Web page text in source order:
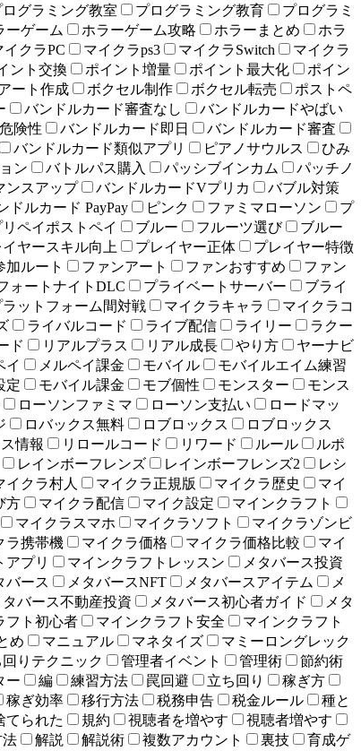
ログラミング教室 プログラミング教育
プログラミ
ーゲーム ホラーゲーム攻略 ホラーまとめ
ホラ
イクラPC マイクラps3 マイクラSwitch
マイクラ
ント交換 ポイント増量 ポイント最大化
ポイン
ート作成 ボクセル制作 ボクセル転売
ポストペ
バンドルカード審査なし
バンドルカードやばい
険性 バンドルカード即日
バンドルカード審査
バンドルカード類似アプリ ピアノサウルス
ひみ
ン バトルパス購入 パッシブインカム
パッチノ
ンスアップ バンドルカードVプリカ
バブル対策
ドルカード PayPay ピンク ファミマローソン
プ
リペイポストペイ ブルー フルーツ選び
ブルー
イヤースキル向上 プレイヤー正体
プレイヤー特徴
加ルート ファンアート ファンおすすめ
ファン
ォートナイトDLC プライベートサーバー
ブライ
ラットフォーム間対戦 マイクラキャラ
マイクラコ
ライバルコード ライブ配信 ライリー
ラクー
ド リアルプラス リアル成長 やり方
ヤーナビ
イ メルペイ課金 モバイル
モバイルエイム練習
定 モバイル課金 モブ個性 モンスター
モンス
ローソンファミマ ローソン支払い
ロードマッ
ロバックス無料 ロブロックス
ロブロックス
情報 リロールコード リワード ルール
ルポ
レインボーフレンズ レインボーフレンズ2
レシ
イクラ村人 マイクラ正規版 マイクラ歴史
マイ
方 マイクラ配信 マイク設定
マインクラフト
マイクラスマホ マイクラソフト
マイクラゾンビ
ラ携帯機 マイクラ価格 マイクラ価格比較
マイ
アプリ マインクラフトレッスン
メタバース投資
バース メタバースNFT メタバースアイテム
メ
タバース不動産投資 メタバース初心者ガイド
メタ
フト初心者 マインクラフト安全
マインクラフト
め マニュアル マネタイズ
マミーロングレック
回りテクニック 管理者イベント 管理術
節約術
ー 編 練習方法 罠回避 立ち回り
稼ぎ方
稼ぎ効率 移行方法 税務申告 税金ルール
種と
てられた 規約 視聴者を増やす
視聴者増やす
法 解説 解説術 複数アカウント 裏技
育成ゲ